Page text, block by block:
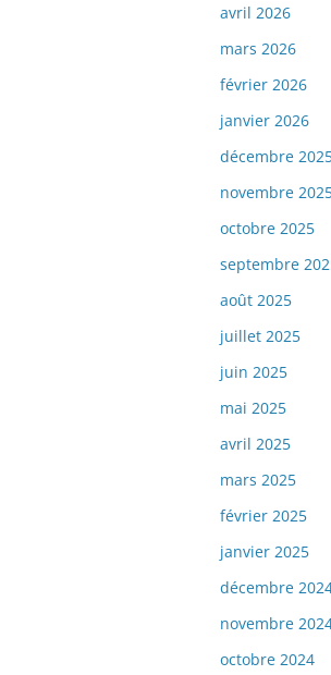
avril 2026
mars 2026
février 2026
janvier 2026
décembre
novembre
octobre 2025
septembre
août 2025
juillet 2025
juin 2025
mai 2025
avril 2025
mars 2025
février 2025
janvier 2025
décembre
novembre
octobre 2024